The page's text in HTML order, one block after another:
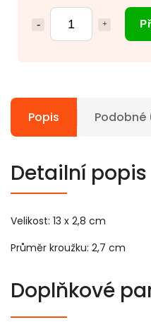
Popis Podobné
Detailní
Velikost: 13 x 2,8 cm
Průměr kroužku: 2,7 cm
Doplňkové